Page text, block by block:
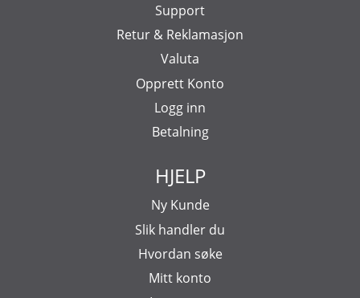
Support
Retur & Reklamasjon
Valuta
Opprett Konto
Logg inn
Betalning
HJELP
Ny Kunde
Slik handler du
Hvordan søke
Mitt konto